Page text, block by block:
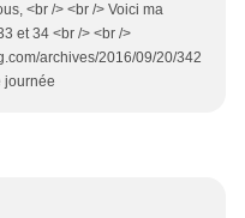
<br /> <br /> Voici ma
et 34 <br /> <br />
archives/2016/09/20/342
journée